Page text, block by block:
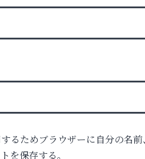
るためブラウザーに自分の名前
を保存する。